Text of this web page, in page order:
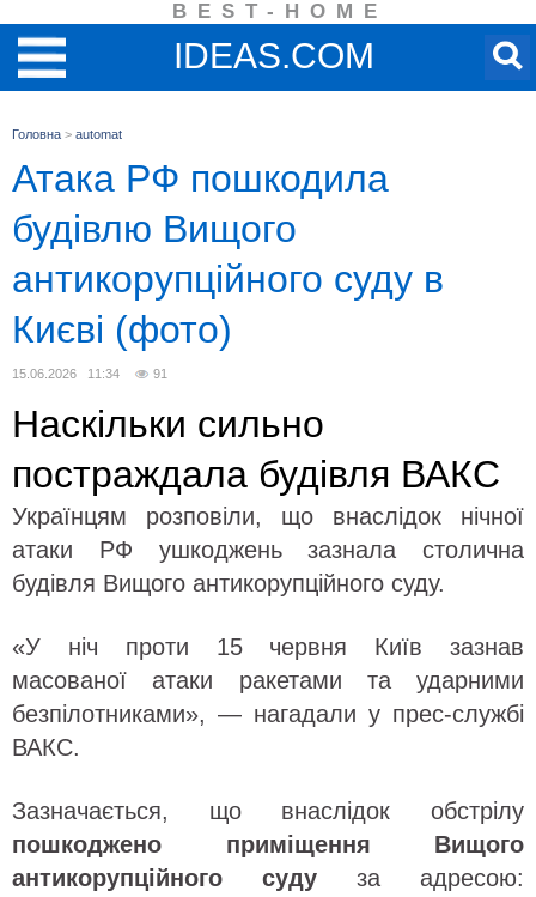
BEST-HOME
IDEAS.COM
Головна > automat
Атака РФ пошкодила
будівлю Вищого
антикорупційного суду в
Києві (фото)
15.06.2026 11:34 91
Наскільки сильно
постраждала будівля ВАКС
Українцям розповіли, що внаслідок нічної
атаки РФ ушкоджень зазнала столична
будівля Вищого антикорупційного суду.
«У ніч проти 15 червня Київ зазнав
масованої атаки ракетами та ударними
безпілотниками», — нагадали у прес-службі
ВАКС.
Зазначається, що внаслідок обстрілу
пошкоджено приміщення Вищого
антикорупційного суду за адресою: